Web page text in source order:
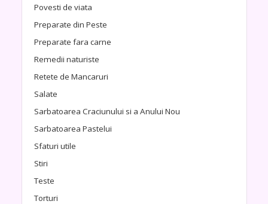
Povesti de viata
Preparate din Peste
Preparate fara carne
Remedii naturiste
Retete de Mancaruri
Salate
Sarbatoarea Craciunului si a Anului Nou
Sarbatoarea Pastelui
Sfaturi utile
Stiri
Teste
Torturi